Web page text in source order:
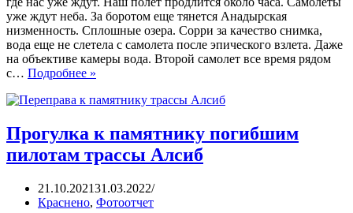
уже ждут неба. За боротом еще тянется Анадырская
низменность. Сплошные озера. Сорри за качество снимка,
вода еще не слетела с самолета после эпического взлета. Даже
на объективе камеры вода. Второй самолет все время рядом
с… Подробнее »
Прогулка к памятнику погибшим
пилотам трассы Алсиб
21.10.202131.03.2022
Краснено, Фотоотчет